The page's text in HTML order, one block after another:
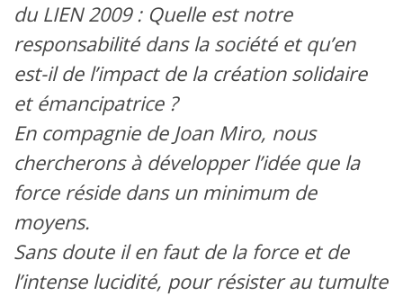
du LIEN 2009 : Quelle est notre
responsabilité dans la société et qu’en
est-il de l’impact de la création solidaire
et émancipatrice ?
En compagnie de Joan Miro, nous
chercherons à développer l’idée que la
force réside dans un minimum de
moyens.
Sans doute il en faut de la force et de
l’intense lucidité, pour résister au tumulte